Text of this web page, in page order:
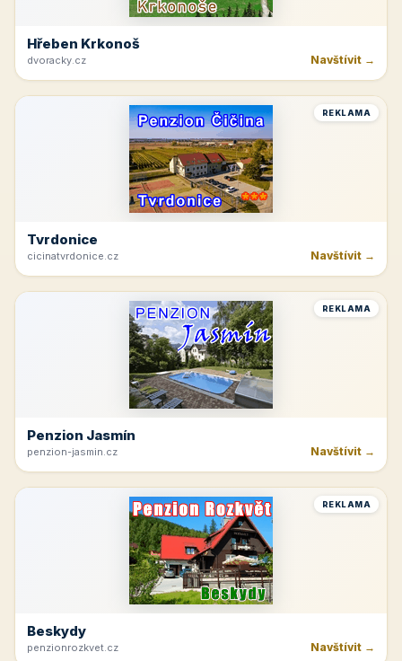
Hřeben Krkonoš
dvoracky.cz Navštívit →
REKLAMA
Tvrdonice
cicinatvrdonice.cz Navštívit →
REKLAMA
Penzion Jasmín
penzion-jasmin.cz Navštívit →
REKLAMA
Beskydy
penzionrozkvet.cz Navštívit →